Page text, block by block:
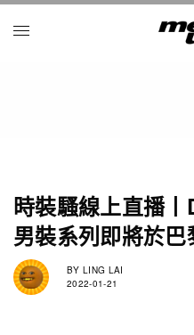
時裝騷線上直播
男裝系列即將於巴
BY LING LAI
2022-01-21